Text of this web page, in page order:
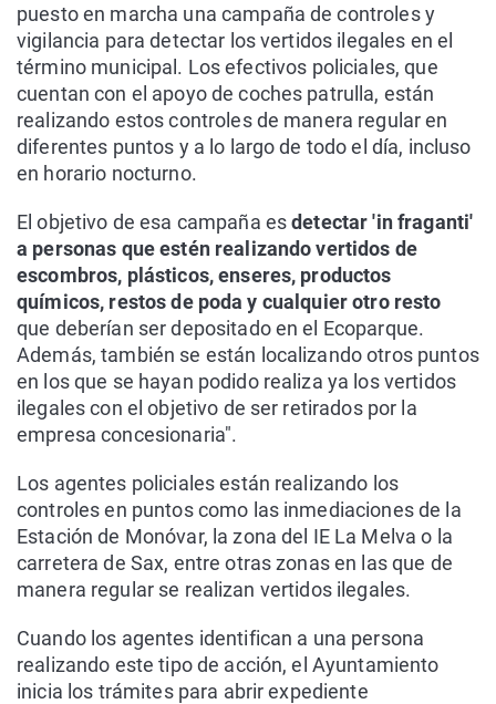
puesto en marcha una campaña de controles y
vigilancia para detectar los vertidos ilegales en el
término municipal. Los efectivos policiales, que
cuentan con el apoyo de coches patrulla, están
realizando estos controles de manera regular en
diferentes puntos y a lo largo de todo el día, incluso
en horario nocturno.
El objetivo de esa campaña esdetectar 'in fraganti'
a personas que estén realizando vertidos de
escombros, plásticos, enseres, productos
químicos, restos de poda y cualquier otro resto
que deberían ser depositado en el Ecoparque.
Además, también se están localizando otros puntos
en los que se hayan podido realiza ya los vertidos
ilegales con el objetivo de ser retirados por la
empresa concesionaria".
Los agentes policiales están realizando los
controles en puntos como las inmediaciones de la
Estación de Monóvar, la zona del IE La Melva o la
carretera de Sax, entre otras zonas en las que de
manera regular se realizan vertidos ilegales.
Cuando los agentes identifican a una persona
realizando este tipo de acción, el Ayuntamiento
inicia los trámites para abrir expediente